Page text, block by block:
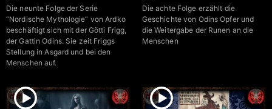
Die neunte Folge der Serie
“Nordische Mythologie” von Ardko
beschäftigt sich mit der Götti Frigg,
der Gattin Odins. Sie zeit Friggs
Stellung in Asgard und bei den
Menschen auf.
Die achte Folge erzählt die
Geschichte von Odins Opfer und
die Weitergabe der Runen an die
Menschen